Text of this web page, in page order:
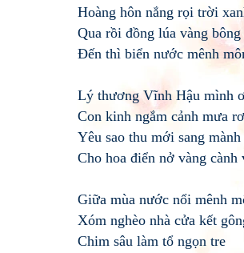
Hoàng hôn nắng rọi trời
Qua rồi đồng lúa vàng bông
Đến thì biển nước mênh
Lý thương Vĩnh Hậu mình
Con kinh ngắm cảnh mưa
Yêu sao thu mới sang mành
Cho hoa điển nở vàng cành
Giữa mùa nước nổi mênh
Xóm nghèo nhà cửa kết
Chim sâu làm tổ ngọn tre